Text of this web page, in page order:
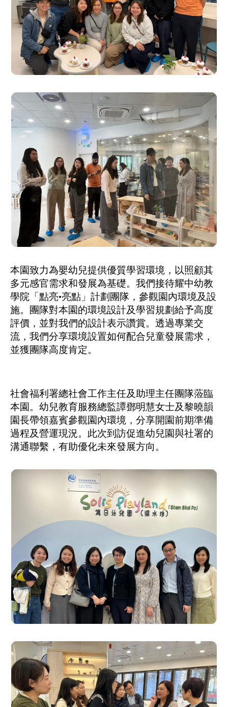
本園致力為嬰幼兒提供優質學習環境，以照顧其
多元感官需求和發展為基礎。我們接待耀中幼教
學院「點亮•亮點」計劃團隊，參觀園內環境及設
施。團隊對本園的環境設計及學習規劃給予高度
評價，並對我們的設計表示讚賞。透過專業交
流，我們分享環境設置如何配合兒童發展需求，
並獲團隊高度肯定。
社會福利署總社會工作主任及助理主任團隊蒞臨
本園。幼兒教育服務總監譚鄧明慧女士及黎曉韻
園長帶領嘉賓參觀園內環境，分享開園前期準備
過程及營運現況。此次到訪促進幼兒園與社署的
溝通聯繫，有助優化未來發展方向。